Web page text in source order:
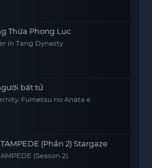
Thừa Phong Lục
in Tang Dynasty
bất tử
Fumetsu no Anata e
(Phần 2) Stargaze
(Season 2)